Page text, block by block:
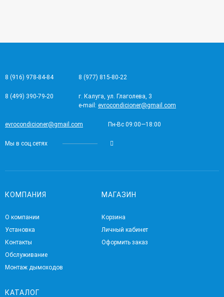
8 (916) 978-84-84 8 (977) 815-80-22
8 (499) 390-79-20
г. Калуга, ул. Глаголева, 3
e-mail: evrocondicioner@gmail.com
evrocondicioner@gmail.com Пн-Вс 09:00—18:00
Мы в соц.сетях
КОМПАНИЯ
О компании
Установка
Контакты
Обслуживание
Монтаж дымоходов
МАГАЗИН
Корзина
Личный кабинет
Оформить заказ
КАТАЛОГ